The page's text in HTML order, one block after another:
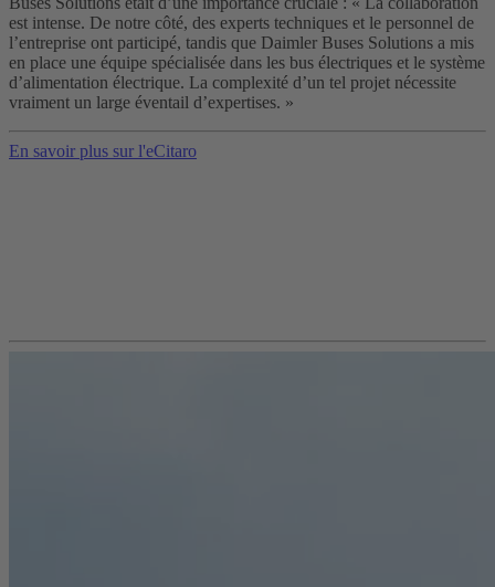
est intense. De notre côté, des experts techniques et le personnel de
l’entreprise ont participé, tandis que Daimler Buses Solutions a mis
en place une équipe spécialisée dans les bus électriques et le système
d’alimentation électrique. La complexité d’un tel projet nécessite
vraiment un large éventail d’expertises. »
En savoir plus sur l'eCitaro